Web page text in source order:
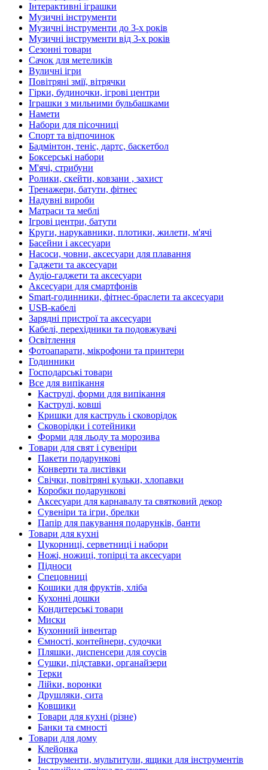
Інтерактивні іграшки
Музичні інструменти
Музичні інструменти до 3-х років
Музичні інструменти від 3-х років
Сезонні товари
Сачок для метеликів
Вуличні ігри
Повітряні змії, вітрячки
Гірки, будиночки, ігрові центри
Іграшки з мильними бульбашками
Намети
Набори для пісочниці
Спорт та відпочинок
Бадмінтон, теніс, дартс, баскетбол
Боксерські набори
М'ячі, стрибуни
Ролики, скейти, ковзани , захист
Тренажери, батути, фітнес
Надувні вироби
Матраси та меблі
Ігрові центри, батути
Круги, нарукавники, плотики, жилети, м'ячі
Басейни і аксесуари
Насоси, човни, аксесуари для плавання
Гаджети та аксесуари
Аудіо-гаджети та аксесуари
Аксесуари для смартфонів
Smart-годинники, фітнес-браслети та аксесуари
USB-кабелі
Зарядні пристрої та аксесуари
Кабелі, перехідники та подовжувачі
Освітлення
Фотоапарати, мікрофони та принтери
Годинники
Господарські товари
Все для випікання
Каструлі, форми для випікання
Каструлі, ковші
Кришки для каструль і сковорідок
Сковорідки і сотейники
Форми для льоду та морозива
Товари для свят і сувеніри
Пакети подарункові
Конверти та листівки
Свічки, повітряні кульки, хлопавки
Коробки подарункові
Аксесуари для карнавалу та святковий декор
Сувеніри та ігри, брелки
Папір для пакування подарунків, банти
Товари для кухні
Цукорниці, серветниці і набори
Ножі, ножиці, топірці та аксесуари
Підноси
Спецовниці
Кошики для фруктів, хліба
Кухонні дошки
Кондитерські товари
Миски
Кухонний інвентар
Ємності, контейнери, судочки
Пляшки, диспенсери для соусів
Сушки, підставки, органайзери
Терки
Лійки, воронки
Друшляки, сита
Ковшики
Товари для кухні (різне)
Банки та ємності
Товари для дому
Клейонка
Інструменти, мультитули, ящики для інструментів